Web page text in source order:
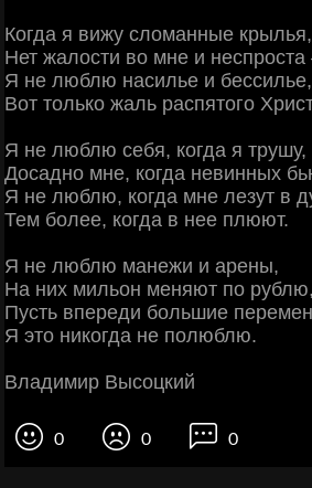
Когда я вижу сломанные крылья,
Нет жалости во мне и
Я не люблю насилье и бессилье,
Вот только жаль распятого
Я не люблю себя, когда я трушу,
Досадно мне, когда невинных
Я не люблю, когда мне лезут в
Тем более, когда в нее плюют.
Я не люблю манежи и арены,
На них мильон меняют по рублю,
Пусть впереди большие
Я это никогда не полюблю.
Владимир Высоцкий
0 0 0